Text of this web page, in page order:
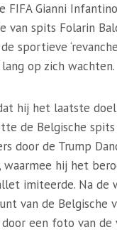
FIFA Gianni
van spits Folarin
sportieve
op zich wachten.
hij het laatste
de Belgische spits
door de Trump
hij het
imiteerde. Na de
van de Belgische
een foto van de